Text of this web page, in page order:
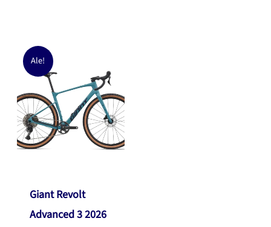
Ale!
Giant Revolt
Advanced 3 2026